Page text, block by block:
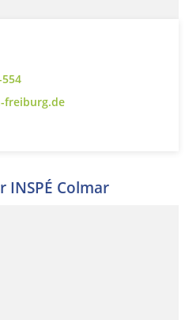
freiburg.de
Colmar